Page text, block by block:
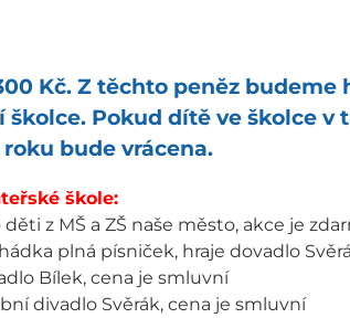
Kč. Z těchto peněz budeme
Pokud dítě ve školce v
bude vrácena.
škole:
z MŠ a ZŠ naše město, akce je
plná písniček, hraje dovadlo
Bílek, cena je smluvní
divadlo Svěrák, cena je smluvní